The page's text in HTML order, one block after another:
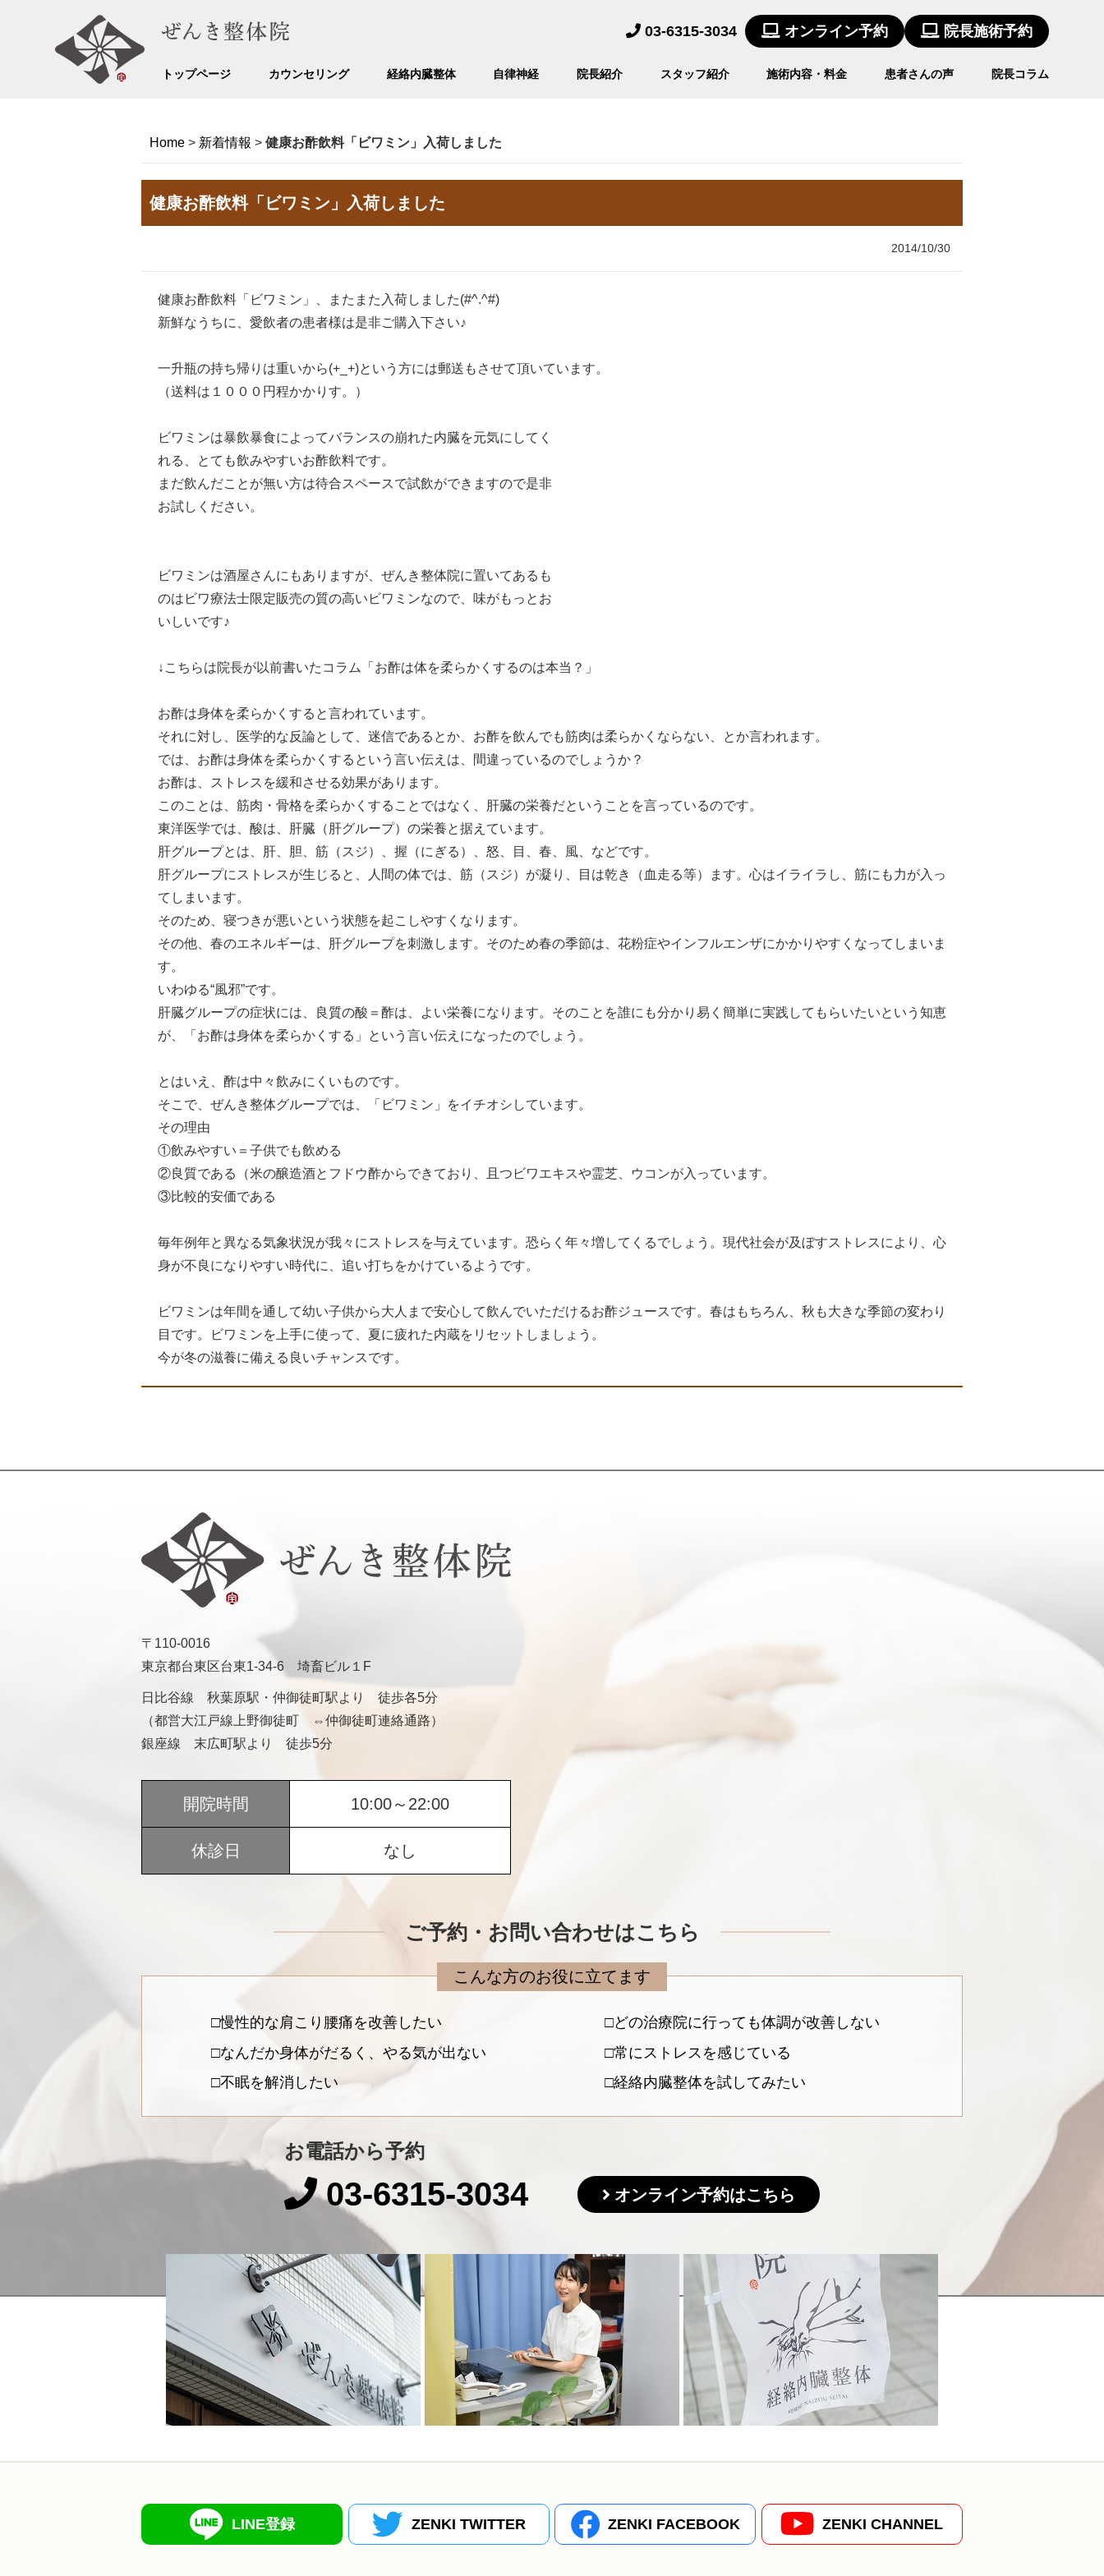
03-6315-3034 オンライン予約 院長施術予約
トップページ カウンセリング 経絡内臓整体 自律神経 院長紹介 スタッフ紹介 施術内容・料金 患者さんの声 院長コラム
Home > 新着情報 > 健康お酢飲料「ビワミン」入荷しました
健康お酢飲料「ビワミン」入荷しました
2014/10/30
健康お酢飲料「ビワミン」、またまた入荷しました(#^.^#)
新鮮なうちに、愛飲者の患者様は是非ご購入下さい♪
一升瓶の持ち帰りは重いから(+_+)という方には郵送もさせて頂いています。
（送料は１０００円程かかりす。）
ビワミンは暴飲暴食によってバランスの崩れた内臓を元気にしてく
れる、とても飲みやすいお酢飲料です。
まだ飲んだことが無い方は待合スペースで試飲ができますので是非
お試しください。
ビワミンは酒屋さんにもありますが、ぜんき整体院に置いてあるも
のはビワ療法士限定販売の質の高いビワミンなので、味がもっとお
いしいです♪
↓こちらは院長が以前書いたコラム「お酢は体を柔らかくするのは本当？」
お酢は身体を柔らかくすると言われています。
それに対し、医学的な反論として、迷信であるとか、お酢を飲んでも筋肉は柔らかくならない、とか言われます。
では、お酢は身体を柔らかくするという言い伝えは、間違っているのでしょうか？
お酢は、ストレスを緩和させる効果があります。
このことは、筋肉・骨格を柔らかくすることではなく、肝臓の栄養だということを言っているのです。
東洋医学では、酸は、肝臓（肝グループ）の栄養と据えています。
肝グループとは、肝、胆、筋（スジ）、握（にぎる）、怒、目、春、風、などです。
肝グループにストレスが生じると、人間の体では、筋（スジ）が凝り、目は乾き（血走る等）ます。心はイライラし、筋にも力が入っ
てしまいます。
そのため、寝つきが悪いという状態を起こしやすくなります。
その他、春のエネルギーは、肝グループを刺激します。そのため春の季節は、花粉症やインフルエンザにかかりやすくなってしまいま
す。
いわゆる“風邪”です。
肝臓グループの症状には、良質の酸＝酢は、よい栄養になります。そのことを誰にも分かり易く簡単に実践してもらいたいという知恵
が、「お酢は身体を柔らかくする」という言い伝えになったのでしょう。
とはいえ、酢は中々飲みにくいものです。
そこで、ぜんき整体グループでは、「ビワミン」をイチオシしています。
その理由
①飲みやすい＝子供でも飲める
②良質である（米の醸造酒とフドウ酢からできており、且つビワエキスや霊芝、ウコンが入っています。
③比較的安価である
毎年例年と異なる気象状況が我々にストレスを与えています。恐らく年々増してくるでしょう。現代社会が及ぼすストレスにより、心
身が不良になりやすい時代に、追い打ちをかけているようです。
ビワミンは年間を通して幼い子供から大人まで安心して飲んでいただけるお酢ジュースです。春はもちろん、秋も大きな季節の変わり
目です。ビワミンを上手に使って、夏に疲れた内蔵をリセットしましょう。
今が冬の滋養に備える良いチャンスです。
〒110-0016
東京都台東区台東1-34-6 埼畜ビル１F
日比谷線 秋葉原駅・仲御徒町駅より 徒歩各5分
（都営大江戸線上野御徒町 ⇔仲御徒町連絡通路）
銀座線 末広町駅より 徒歩5分
開院時間 10:00～22:00
休診日 なし
ご予約・お問い合わせはこちら
こんな方のお役に立てます
慢性的な肩こり腰痛を改善したい
どの治療院に行っても体調が改善しない
なんだか身体がだるく、やる気が出ない
常にストレスを感じている
不眠を解消したい
経絡内臓整体を試してみたい
お電話から予約
03-6315-3034 オンライン予約はこちら
LINE登録 ZENKI TWITTER ZENKI FACEBOOK ZENKI CHANNEL